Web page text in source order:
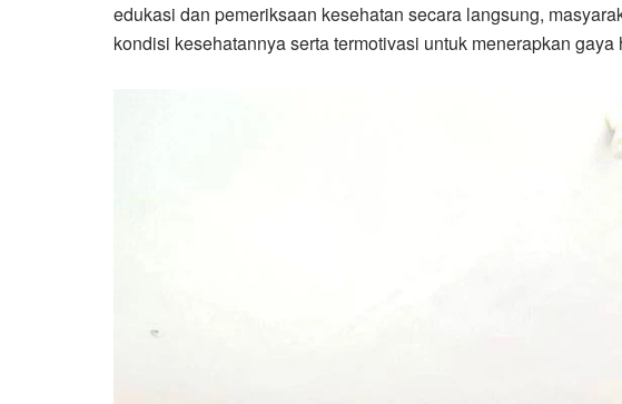
edukasi dan pemeriksaan kesehatan secara langsung,
kondisi kesehatannya serta termotivasi untuk menerapkan